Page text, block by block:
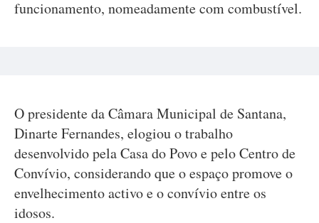
funcionamento, nomeadamente com combustível.
O presidente da Câmara Municipal de Santana,
Dinarte Fernandes, elogiou o trabalho
desenvolvido pela Casa do Povo e pelo Centro de
Convívio, considerando que o espaço promove o
envelhecimento activo e o convívio entre os
idosos.